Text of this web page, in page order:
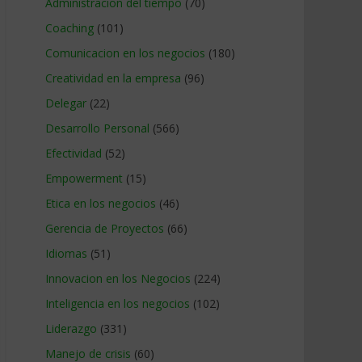
Coaching (101)
Comunicacion en los negocios (180)
Creatividad en la empresa (96)
Delegar (22)
Desarrollo Personal (566)
Efectividad (52)
Empowerment (15)
Etica en los negocios (46)
Gerencia de Proyectos (66)
Idiomas (51)
Innovacion en los Negocios (224)
Inteligencia en los negocios (102)
Liderazgo (331)
Manejo de crisis (60)